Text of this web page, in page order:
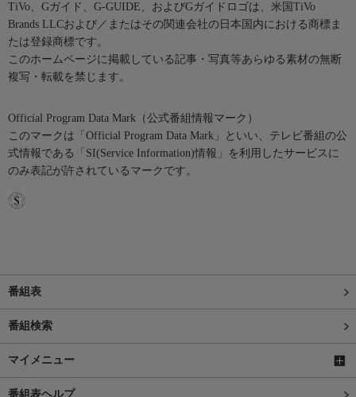
TiVo、Gガイド、G-GUIDE、およびGガイドロゴは、米国TiVo
Brands LLCおよび／またはその関連会社の日本国内における商標ま
たは登録商標です。
このホームページに掲載している記事・写真等あらゆる素材の無断
複写・転載を禁じます。
Official Program Data Mark（公式番組情報マーク）
このマークは「Official Program Data Mark」といい、テレビ番組の公
式情報である「SI(Service Information)情報」を利用したサービスに
のみ表記が許されているマークです。
番組表
番組検索
マイメニュー
番組表ヘルプ